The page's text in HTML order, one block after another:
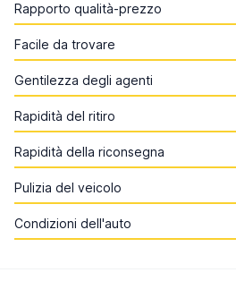
Rapporto qualità-prezzo
Facile da trovare
Gentilezza degli agenti
Rapidità del ritiro
Rapidità della riconsegna
Pulizia del veicolo
Condizioni dell'auto